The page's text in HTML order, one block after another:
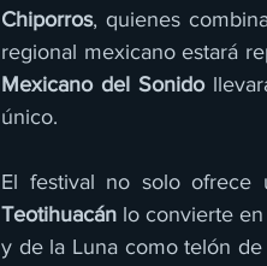
Chiporros, quienes
regional mexicano estará
Mexicano del Sonido
único.
Teotihuacán lo convierte
y de la Luna como telón